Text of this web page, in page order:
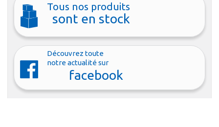
Tous nos produits
sont en stock
Découvrez toute
notre actualité sur
facebook